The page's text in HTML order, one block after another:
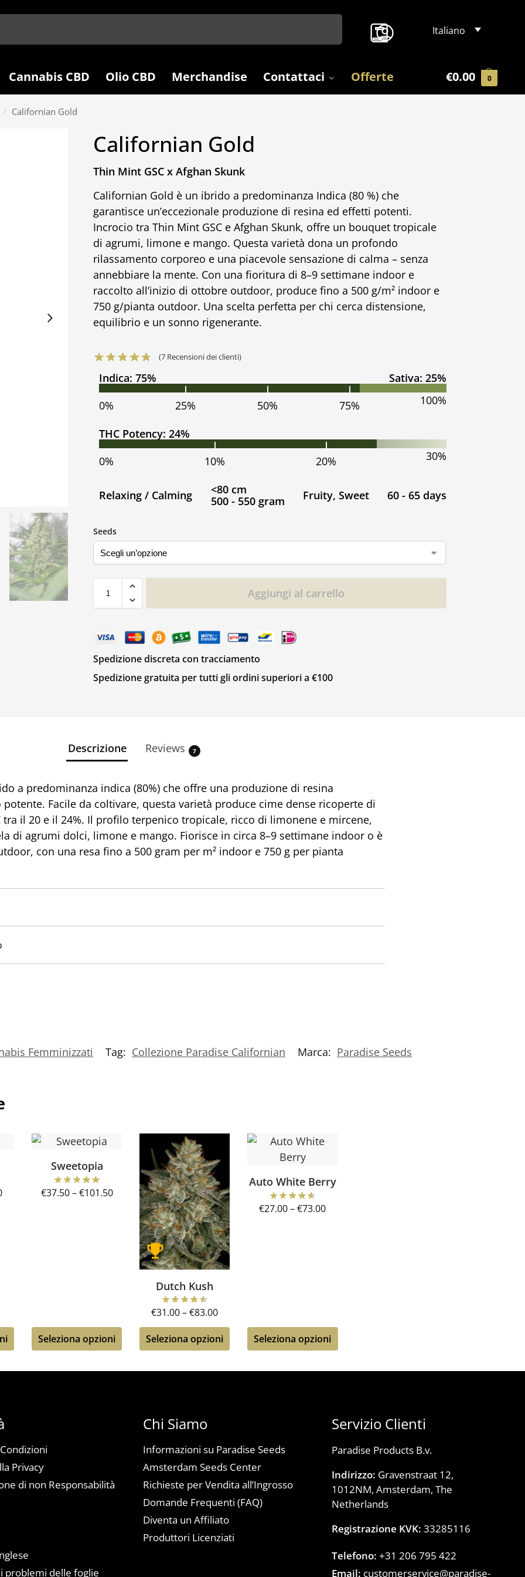
Italiano
Cannabis CBD Olio CBD Merchandise Contattaci Offerte €0.00 0
/ Californian Gold
Californian Gold
Thin Mint GSC x Afghan Skunk
Californian Gold è un ibrido a predominanza Indica (80 %) che
garantisce un’eccezionale produzione di resina ed effetti potenti.
Incrocio tra Thin Mint GSC e Afghan Skunk, offre un bouquet tropicale
di agrumi, limone e mango. Questa varietà dona un profondo
rilassamento corporeo e una piacevole sensazione di calma – senza
annebbiare la mente. Con una fioritura di 8–9 settimane indoor e
raccolto all’inizio di ottobre outdoor, produce fino a 500 g/m² indoor e
750 g/pianta outdoor. Una scelta perfetta per chi cerca distensione,
equilibrio e un sonno rigenerante.
(7 Recensioni dei clienti)
Indica: 75%
Sativa: 25%
0%
25% 50% 75% 100%
THC Potency: 24%
0%
10% 20% 30%
Relaxing / Calming
<80 cm
500 - 550 gram
Fruity, Sweet 60 - 65 days
Seeds
Aggiungi al carrello
Spedizione discreta con tracciamento
Spedizione gratuita per tutti gli ordini superiori a €100
Descrizione Reviews 7
a predominanza indica (80%) che offre una produzione di resina
Facile da coltivare, questa varietà produce cime dense ricoperte di
il 20 e il 24%. Il profilo terpenico tropicale, ricco di limonene e mircene,
di agrumi dolci, limone e mango. Fiorisce in circa 8–9 settimane indoor o è
con una resa fino a 500 gram per m² indoor e 750 g per pianta
Femminizzati Tag: Collezione Paradise Californian Marca: Paradise Seeds
Sweetopia
€37.50–€101.50
Seleziona opzioni
Dutch Kush
€31.00–€83.00
Seleziona opzioni
Auto White Berry
€27.00 – €73.00
Seleziona opzioni
Privacy
di non Responsabilità
problemi delle foglie
Chi Siamo
Informazioni su Paradise Seeds
Amsterdam Seeds Center
Richieste per Vendita all’Ingrosso
Domande Frequenti (FAQ)
Diventa un Affiliato
Produttori Licenziati
Servizio Clienti
Paradise Products B.v.
Indirizzo: Gravenstraat 12,
1012NM, Amsterdam, The
Netherlands
Registrazione KVK: 33285116
Telefono:+31 206 795 422
Email: customerservice@paradise-